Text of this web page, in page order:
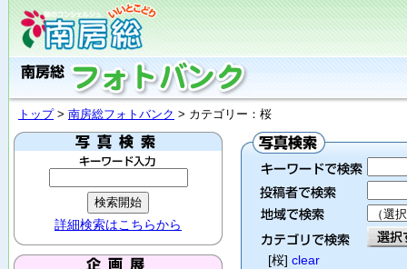
トップ> 南房総フォトバンク > カテゴリー：桜
詳細検索はこちらから
[桜] clear